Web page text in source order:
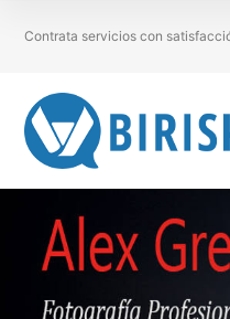
Contrata servicios con